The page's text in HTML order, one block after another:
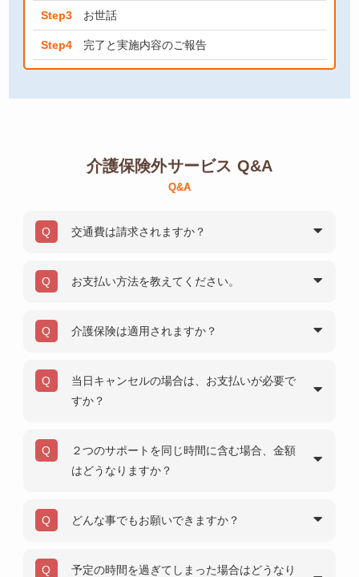
Step3 お世話
Step4 完了と実施内容のご報告
介護保険外サービス Q&A
Q&A
交通費は請求されますか？
お支払い方法を教えてください。
介護保険は適用されますか？
当日キャンセルの場合は、お支払いが必要で
すか？
２つのサポートを同じ時間に含む場合、金額
はどうなりますか？
どんな事でもお願いできますか？
予定の時間を過ぎてしまった場合はどうなり